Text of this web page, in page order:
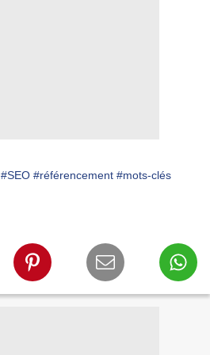
#SEO #référencement #mots-clés